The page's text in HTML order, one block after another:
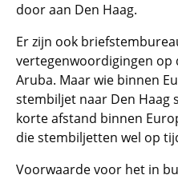
door aan Den Haag.
Er zijn ook
vertegenwoordigingen op
Aruba. Maar wie binnen
stembiljet naar Den Haag
korte afstand binnen
die stembiljetten wel op
Voorwaarde voor het in